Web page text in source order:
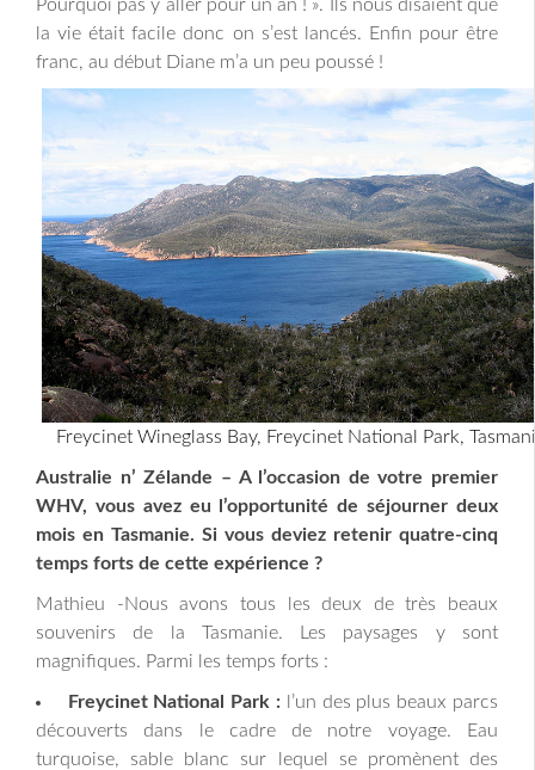
Pourquoi pas y aller pour un an ! ». Ils nous disaient que
la vie était facile donc on s’est lancés. Enfin pour être
franc, au début Diane m’a un peu poussé !
Freycinet Wineglass Bay, Freycinet National Park,
Australie n’ Zélande – A l’occasion de votre premier
WHV, vous avez eu l’opportunité de séjourner deux
mois en Tasmanie. Si vous deviez retenir quatre-cinq
temps forts de cette expérience ?
Mathieu -Nous avons tous les deux de très beaux
souvenirs de la Tasmanie. Les paysages y sont
magnifiques. Parmi les temps forts :
Freycinet National Park : l’un des plus beaux parcs
découverts dans le cadre de notre voyage. Eau
turquoise, sable blanc sur lequel se promènent des